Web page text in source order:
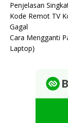
Penjelasan
Kode Remot TV
Gagal
Cara Mengganti
Laptop)